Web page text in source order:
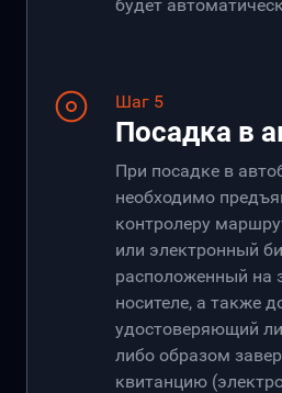
будет
Шаг 5
Посадка в
При посадке в
необходимо
контролеру
или электронный
расположенный на
носителе, а также
удостоверяющий
либо образом
квитанцию